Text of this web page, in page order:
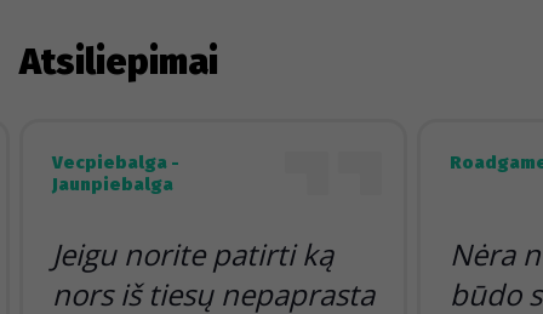
Atsiliepimai
Vecpiebalga -
Jaunpiebalga
Jeigu norite patirti ką
nors iš tiesų nepaprasta
Nėra
būdo